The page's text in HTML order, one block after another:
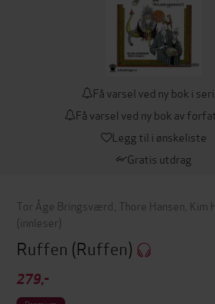
Få varsel ved ny bok i
Få varsel ved ny bok av
Legg til i ønskeliste
Gratis utdrag
Tor Åge Bringsværd Thore Hansen Kim
(innleser)
Ruffen (Ruffen)
279,-